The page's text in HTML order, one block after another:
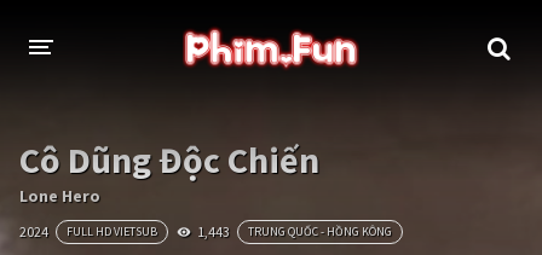
THỂ LOẠI
Thần thoại - Cổ trang
Tâm lý Chiến tranh
Cô Dũng Độc Chiến
Lone Hero
2024 FULL HD VIETSUB 1,443 TRUNG QUỐC - HỒNG KÔNG